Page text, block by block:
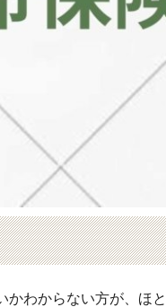
わからない方が、ほ